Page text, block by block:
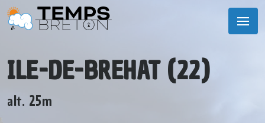
ILE-DE-BREHAT (22)
alt. 25m